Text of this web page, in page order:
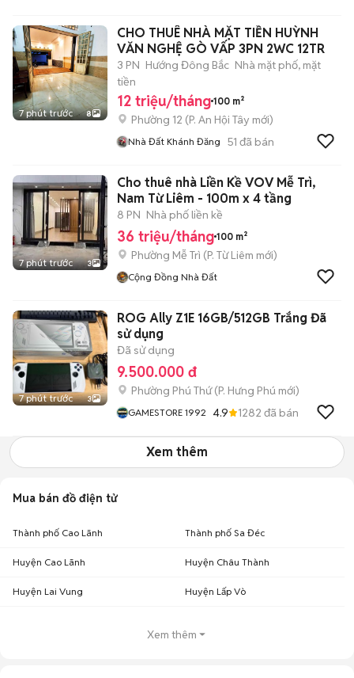
7 phút trước 8
CHO THUÊ NHÀ MẶT TIỀN HUỲNH
VĂN NGHỆ GÒ VẤP 3PN 2WC 12TR
3 PN Hướng Đông Bắc Nhà mặt phố, mặt
tiền
12 triệu/tháng 100 m²
Phường 12 (P. An Hội Tây mới)
Nhà Đất Khánh Đăng 51 đã bán
7 phút trước 3
Cho thuê nhà Liền Kề VOV Mễ Trì,
Nam Từ Liêm - 100m x 4 tầng
8 PN Nhà phố liền kề
36 triệu/tháng 100 m²
Phường Mễ Trì (P. Từ Liêm mới)
Cộng Đồng Nhà Đất
7 phút trước 3
ROG Ally Z1E 16GB/512GB Trắng Đã
sử dụng
Đã sử dụng
9.500.000 đ
Phường Phú Thứ(P. Hưng Phú mới)
GAMESTORE 1992 4.9 1282 đã bán
Xem thêm
Mua bán đồ điện tử
Thành phố Cao Lãnh Thành phố Sa Đéc
Huyện Cao Lãnh Huyện Châu Thành
Huyện Lai Vung Huyện Lấp Vò
Xem thêm